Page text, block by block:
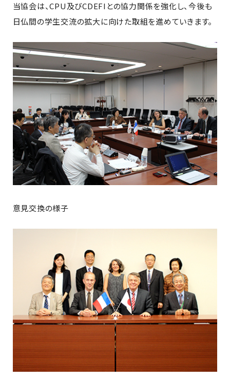
当協会は、CPU及びCDEFIとの協力関係を強化し、今後も
日仏間の学生交流の拡大に向けた取組を進めていきます。
意見交換の様子